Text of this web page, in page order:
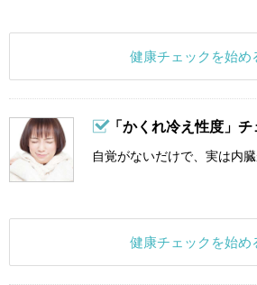
健康チェックを始め
「かくれ冷え性度」チ
自覚がないだけで、実は内
健康チェックを始め